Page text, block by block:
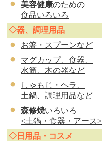
美容健康のための
食品いろいろ
◇器、調理用品
お箸・スプーンなど
マグカップ、食器、
水筒、木の器など
しゃもじ・ヘラ、
土鍋、調理用品など
森修焼いろいろ
<土鍋・食器・アース>
◇日用品・コスメ